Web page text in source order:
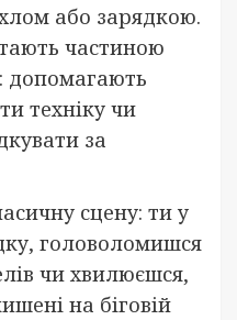
або зарядкою.
частиною
допомагають
техніку чи
за
сцену: ти у
головоломишся
чи хвилюєшся,
на біговій